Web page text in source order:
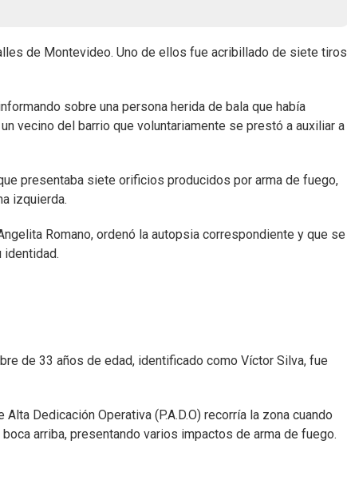
de Montevideo. Uno de ellos fue acribillado de siete tiros
sobre una persona herida de bala que había
vecino del barrio que voluntariamente se prestó a auxiliar a
presentaba siete orificios producidos por arma de fuego,
izquierda.
Romano, ordenó la autopsia correspondiente y que se
de 33 años de edad, identificado como Víctor Silva, fue
Dedicación Operativa (P.A.D.O) recorría la zona cuando
arriba, presentando varios impactos de arma de fuego.